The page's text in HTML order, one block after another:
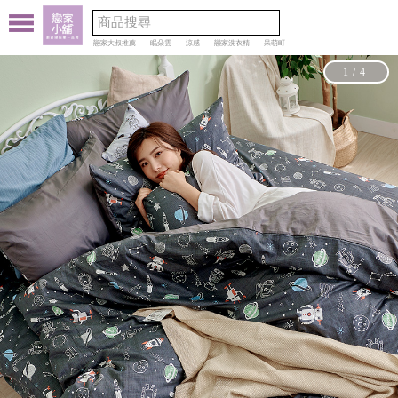
戀家大叔推薦 眠朵雲 涼感 戀家洗衣精 呆萌町
1/4